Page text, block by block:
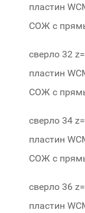
пластин
СОЖ c
сверло 32
пластин
СОЖ c
сверло 34
пластин
СОЖ c
сверло 36
пластин